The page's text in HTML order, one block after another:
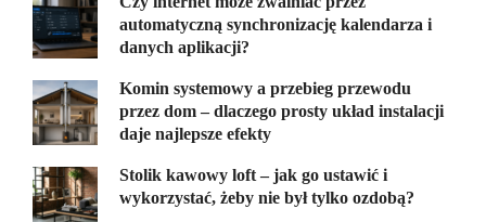
automatyczną synchronizację kalendarza i
danych aplikacji?
Komin systemowy a przebieg przewodu
przez dom – dlaczego prosty układ instalacji
daje najlepsze efekty
Stolik kawowy loft – jak go ustawić i
wykorzystać, żeby nie był tylko ozdobą?